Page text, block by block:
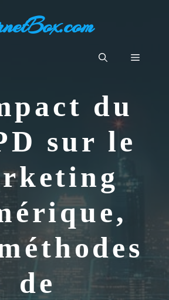
Menu
du
sur le
de